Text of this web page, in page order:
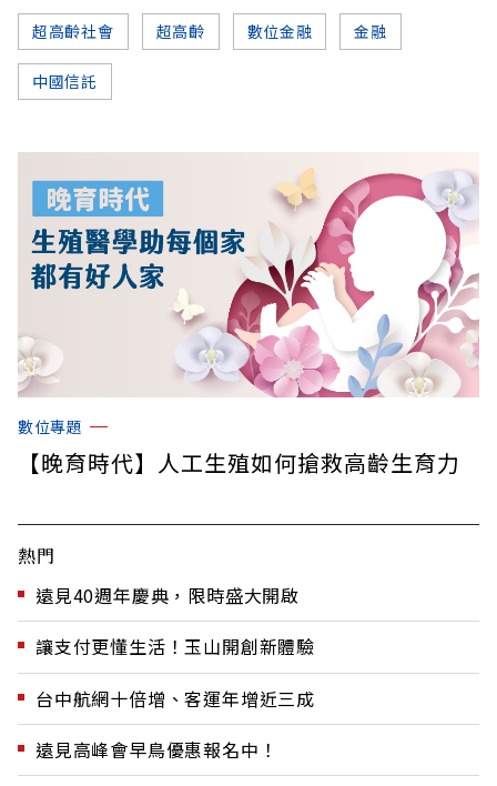
超高齡社會 超高齡 數位金融 金融
中國信託
數位專題
【晚育時代】人工生殖如何搶救高齡生育力
熱門
遠見40週年慶典，限時盛大開啟
讓支付更懂生活！玉山開創新體驗
台中航網十倍增、客運年增近三成
遠見高峰會早鳥優惠報名中！